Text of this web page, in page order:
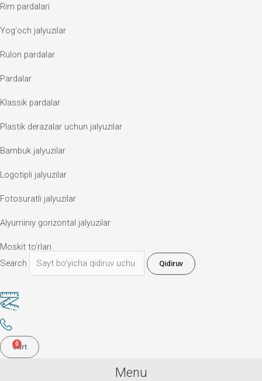
Rim pardalari
Yog‘och jalyuzilar
Rulon pardalar
Pardalar
Klassik pardalar
Plastik derazalar uchun jalyuzilar
Bambuk jalyuzilar
Logotipli jalyuzilar
Fotosuratli jalyuzilar
Alyuminiy gorizontal jalyuzilar
Moskit to‘rlari
Search
Qidiruv
0
Cart
Menu